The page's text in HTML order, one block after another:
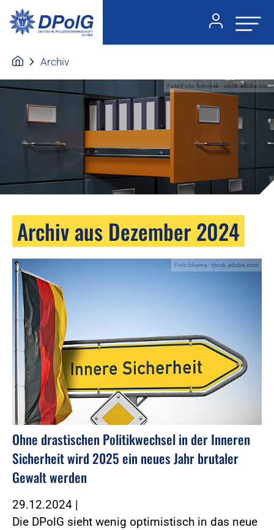
Archiv
Foto:Foto: fotomek - stock.adobe.com
Archiv aus Dezember 2024
Foto:hkama - stock.adobe.com
Ohne drastischen Politikwechsel in der Inneren
Sicherheit wird 2025 ein neues Jahr brutaler
Gewalt werden
29.12.2024 |
Die DPolG sieht wenig optimistisch in das neue